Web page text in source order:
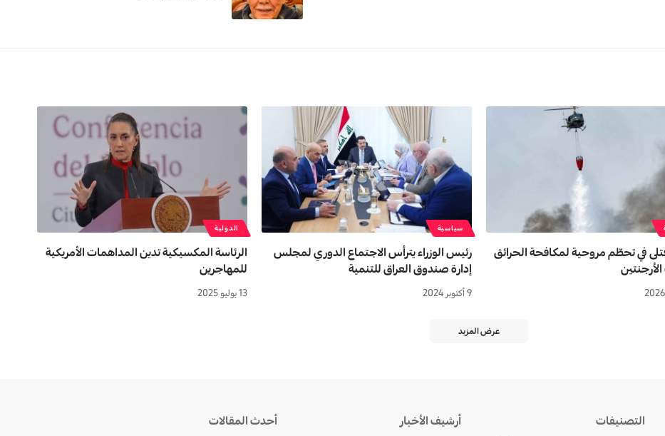
في تحطّم مروحية لمكافحة الحرائق
سياسية
رئيس الوزراء يترأس الاجتماع الدوري لمجلس
إدارة صندوق العراق للتنمية
9 أكتوبر 2024
الدولية
الرئاسة المكسيكية تدين المداهمات الأمريكية
للمهاجرين
13 يوليو 2025
عرض المزيد
التصنيفات أرشيف الأخبار أحدث المقالات